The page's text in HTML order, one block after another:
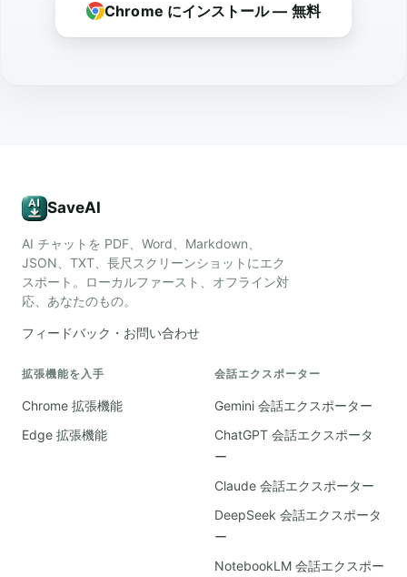
Chrome にインストール — 無料
SaveAI
AI チャットを PDF、Word、Markdown、
JSON、TXT、長尺スクリーンショットにエク
スポート。ローカルファースト、オフライン対
応、あなたのもの。
フィードバック・お問い合わせ
拡張機能を入手
Chrome 拡張機能
Edge 拡張機能
会話エクスポーター
Gemini 会話エクスポーター
ChatGPT 会話エクスポータ
ー
Claude 会話エクスポーター
DeepSeek 会話エクスポータ
ー
NotebookLM 会話エクスポー